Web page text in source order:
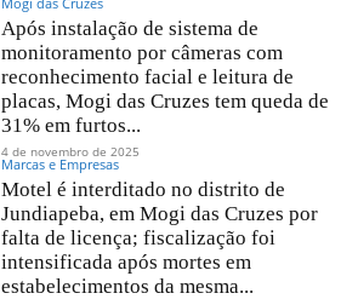
Após instalação de sistema de
monitoramento por câmeras com
reconhecimento facial e leitura de
placas, Mogi das Cruzes tem queda de
31% em furtos...
4 de novembro de 2025
Marcas e Empresas
Motel é interditado no distrito de
Jundiapeba, em Mogi das Cruzes por
falta de licença; fiscalização foi
intensificada após mortes em
estabelecimentos da mesma...